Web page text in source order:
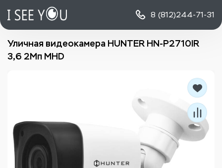
8 (812)244-71-31
Уличная видеокамера HUNTER HN-P2710IR
3,6 2Мп MHD